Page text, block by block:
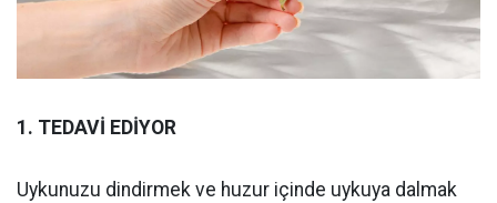
1. TEDAVİ EDİYOR
Uykunuzu dindirmek ve huzur içinde uykuya dalmak